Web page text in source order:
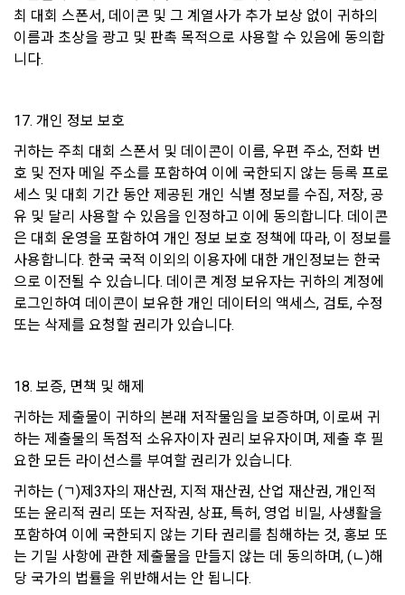
권한을 박탈당할 수 있다.
2. “회원”은 회원 가입을 함에 있어서 정확하고 완전한 개인정보
를 제공·등록해야 하고, 이를 최신으로 유지해야 한다.
된다. 타인에게 본인의 아이디를 양도할 수 없으며, 타인의 아이
디를 양수할 수 없다.
5. “회원”은 자신의 아이디나 비밀번호를 다른 사람에게 공유하
지 않고 “회원”의 아이디와 비밀번호의 보안을 보호해야한다. 자
신의 아이디와 관련된 모든 활동에 대한 법적 사회적 책임은 “회
원”에게 있다.
6. “회원”이 서비스 내에 작성·등록한 게시물에 대한 권리와 책임
은 게시자에게 있다. 해당 게시물이 타인에게 저작권이 있는 코
드를 무단으로 도용하는 등의 지식재산권 관련 분쟁이 발생한
7. "회원"은 서비스를 이용하여 얻은 정보를 "회사"의 사전동의
없이 복사, 복제, 번역, 출판, 방송 등의 방법으로 사용하거나 이
를 타인에게 제공할 수 없다.
8. "회원"은 본 서비스를 건전한 대회 참여, 학습의 목적, “기업회
원”의 채용 의뢰에 대한 지원 이외의 목적으로 사용해서는 안 되
며 이용 중 다음 각 호의 행위를 해서는 안 된다.
가. “회사”의 사전동의 없이 상업적인 용도로 서비스를 사용하는
행위
나. 타인의 지식재산권 등의 권리를 침해하는 행위
보안기술 습득 및 개인정보보호 의무에 관해 정기적인 교육을
실시하며 내부 감사 절차를 통해 보안이 유지되도록 시행하고
있습니다.
다하고 있습니다. 단, 이용자의 개인적인 부주의로 이메일(또는
페이스북 등 외부 서비스와의 연동을 통해 이용자가 설정한 계
정 정보), 비밀번호 등 개인정보가 유출되어 발생한 문제와 기본
적인 인터넷의 위험성 때문에 일어나는 일들에 대해 책임을 지
지 않습니다.
10. 링크
"사이트"는 다양한 배너와 링크를 포함할 수 있습니다. 많은 경
우 타 사이트의 페이지와 연결되어 있으며 이는 광고주와의 계
페이지로 옮겨갈 경우 해당 사이트의 개인정보취급방침은 “사
이트”와 무관하므로 새로 방문한 사이트의 정책을 검토해 보시
기 바랍니다.
11. 아동의 개인정보 보호
"회사"는 ‘인재풀 등록’ 시, 만14세 미만의 아동은 구직활동을 할
수 없다고 판단하여 만14세 미만 아동의 ‘인재풀 등록’을 받지
않습니다.
최 대회 스폰서, 데이콘 및 그 계열사가 추가 보상 없이 귀하의
이름과 초상을 광고 및 판촉 목적으로 사용할 수 있음에 동의합
니다.
17. 개인 정보 보호
귀하는 주최 대회 스폰서 및 데이콘이 이름, 우편 주소, 전화 번
호 및 전자 메일 주소를 포함하여 이에 국한되지 않는 등록 프로
세스 및 대회 기간 동안 제공된 개인 식별 정보를 수집, 저장, 공
유 및 달리 사용할 수 있음을 인정하고 이에 동의합니다. 데이콘
은 대회 운영을 포함하여 개인 정보 보호 정책에 따라, 이 정보를
사용합니다. 한국 국적 이외의 이용자에 대한 개인정보는 한국
으로 이전될 수 있습니다. 데이콘 계정 보유자는 귀하의 계정에
로그인하여 데이콘이 보유한 개인 데이터의 액세스, 검토, 수정
또는 삭제를 요청할 권리가 있습니다.
18. 보증, 면책 및 해제
귀하는 제출물이 귀하의 본래 저작물임을 보증하며, 이로써 귀
하는 제출물의 독점적 소유자이자 권리 보유자이며, 제출 후 필
요한 모든 라이선스를 부여할 권리가 있습니다.
귀하는 (ㄱ)제3자의 재산권, 지적 재산권, 산업 재산권, 개인적
또는 윤리적 권리 또는 저작권, 상표, 특허, 영업 비밀, 사생활을
포함하여 이에 국한되지 않는 기타 권리를 침해하는 것, 홍보 또
는 기밀 사항에 관한 제출물을 만들지 않는 데 동의하며, (ㄴ)해
당 국가의 법률을 위반해서는 안 됩니다.